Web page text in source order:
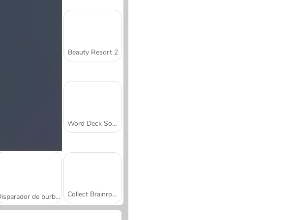
Disparador de burbujas extremo
Beauty Resort 2
Word Deck Solitaire
Collect Brainrot Arena